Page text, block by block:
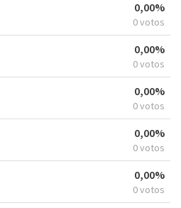
0,00%
0 votos
0,00%
0 votos
0,00%
0 votos
0,00%
0 votos
0,00%
0 votos